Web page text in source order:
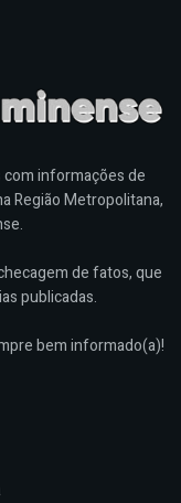
com informações de
Região Metropolitana,
de fatos, que
publicadas.
bem informado(a)!